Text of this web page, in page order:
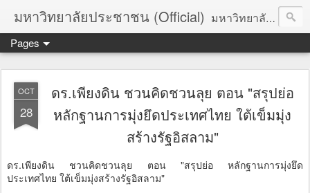
มหาวิทยาลัยประชาชน (Official) มหาวิทยาลัยประชาชน เพื่อการปฏิวัติประชาชนโดยสันติ Truths :: Peace :: Revolution :: Universal Human Rights :: Democracy (TPRUD)
Pages
OCT
28
ดร.เพียงดิน ชวนคิดชวนลุย ตอน "สรุปย่อ
หลักฐานการมุ่งยึดประเทศไทย ใต้เข็มมุ่ง
สร้างรัฐอิสลาม"
ดร.เพียงดิน ชวนคิดชวนลุย ตอน "สรุปย่อ หลักฐานการมุ่งยึด
ประเทศไทย ใต้เข็มมุ่งสร้างรัฐอิสลาม"